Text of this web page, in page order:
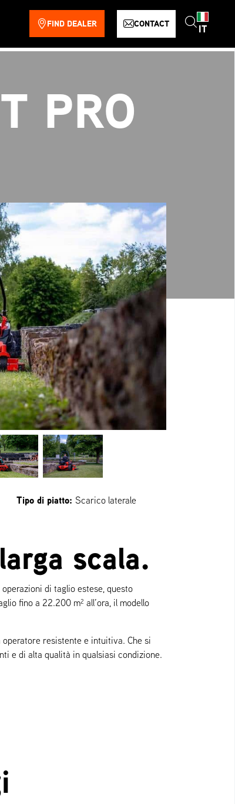
FIND DEALER CONTACT IT
PRO
Tipo di piatto: Scarico laterale
scala.
di taglio estese, questo
fino a 22.200 m² all’ora, il modello
resistente e intuitiva. Che si
e di alta qualità in qualsiasi condizione.